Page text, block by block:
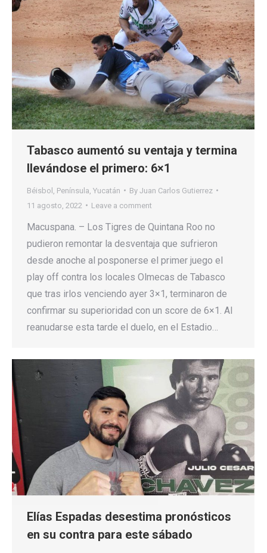
Tabasco aumentó su ventaja y termina
llevándose el primero: 6×1
Béisbol Península Yucatán By Juan Carlos Gutierrez
11 agosto, 2022
Leave a comment
Macuspana. – Los Tigres de Quintana Roo no
pudieron remontar la desventaja que sufrieron
desde anoche al posponerse el primer juego el
play off contra los locales Olmecas de Tabasco
que tras irlos venciendo ayer 3×1, terminaron de
confirmar su superioridad con un score de 6×1. Al
reanudarse esta tarde el duelo, en el Estadio…
Elías Espadas desestima pronósticos
en su contra para este sábado